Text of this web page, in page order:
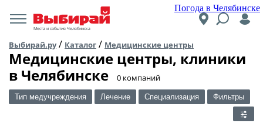
Погода в Челябинске
Места и события Челябинска
Выбирай.ру/ Каталог / Медицинские центры
Медицинские центры, клиники
в Челябинске
​0 компаний
Тип медучреждения Лечение Специализация Фильтры